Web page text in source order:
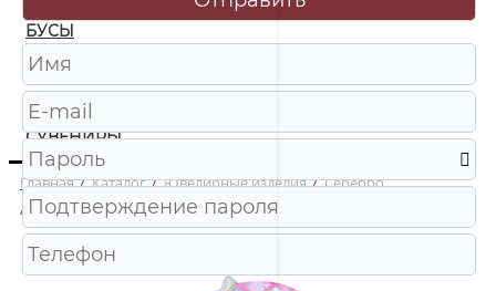
БУСЫ
ЧАСЫ
ШКАТУЛКИ
СУВЕНИРЫ
Главная / Каталог / Ювелирные изделия / Серебро
/
кл-002-001L145D Кольцо Ag 925